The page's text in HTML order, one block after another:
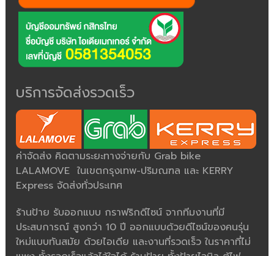
บริการจัดส่งรวดเร็ว
ค่าจัดส่ง คิดตามระยะทางจ่ายกับ Grab bike
LALAMOVE ในเขตกรุงเทพ-ปริมณฑล และ KERRY
Express จัดส่งทั่วประเทศ
ร้านป้าย รับออกแบบ กราฟริกดีไซน์ จากทีมงานที่มี
ประสบการณ์ สูงกว่า 10 ปี ออกแบบด้วยดีไซน์ของคนรุ่น
ใหม่แบบทันสมัย ด้วยไอเดีย และงานที่รวดเร็ว ในราคาที่ไม่